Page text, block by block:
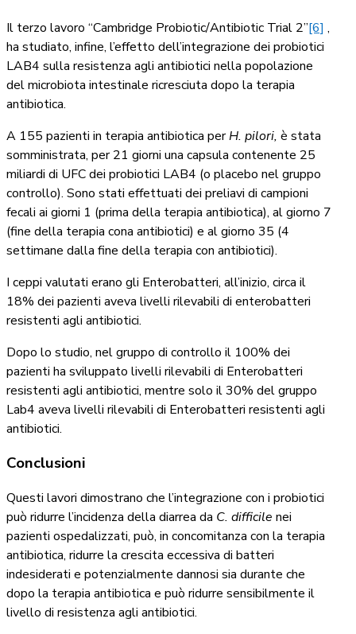
Il terzo lavoro “Cambridge Probiotic/Antibiotic Trial 2”[6] ,
ha studiato, infine, l’effetto dell’integrazione dei probiotici
LAB4 sulla resistenza agli antibiotici nella popolazione
del microbiota intestinale ricresciuta dopo la terapia
antibiotica.
A 155 pazienti in terapia antibiotica perH. pilori, è stata
somministrata, per 21 giorni una capsula contenente 25
miliardi di UFC dei probiotici LAB4 (o placebo nel gruppo
controllo). Sono stati effettuati dei preliavi di campioni
fecali ai giorni 1 (prima della terapia antibiotica), al giorno 7
(fine della terapia cona antibiotici) e al giorno 35 (4
settimane dalla fine della terapia con antibiotici).
I ceppi valutati erano gli Enterobatteri, all’inizio, circa il
18% dei pazienti aveva livelli rilevabili di enterobatteri
resistenti agli antibiotici.
Dopo lo studio, nel gruppo di controllo il 100% dei
pazienti ha sviluppato livelli rilevabili di Enterobatteri
resistenti agli antibiotici, mentre solo il 30% del gruppo
Lab4 aveva livelli rilevabili di Enterobatteri resistenti agli
antibiotici.
Conclusioni
Questi lavori dimostrano che l’integrazione con i probiotici
può ridurre l’incidenza della diarrea da C. difficile nei
pazienti ospedalizzati, può, in concomitanza con la terapia
antibiotica, ridurre la crescita eccessiva di batteri
indesiderati e potenzialmente dannosi sia durante che
dopo la terapia antibiotica e può ridurre sensibilmente il
livello di resistenza agli antibiotici.